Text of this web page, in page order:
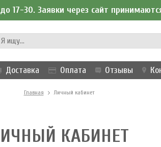
17-30. Заявки через сайт
Доставка Оплата Отзывы
Главная Личный кабинет
КАБИНЕТ